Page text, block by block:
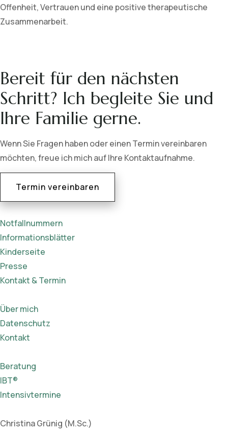
Offenheit, Vertrauen und eine positive therapeutische
Zusammenarbeit.
Bereit für den nächsten
Schritt? Ich begleite Sie und
Ihre Familie gerne.
Wenn Sie Fragen haben oder einen Termin vereinbaren
möchten, freue ich mich auf Ihre Kontaktaufnahme.
Termin vereinbaren
Notfallnummern
Informationsblätter
Kinderseite
Presse
Kontakt & Termin
Über mich
Datenschutz
Kontakt
Beratung
IBT®
Intensivtermine
Christina Grünig (M.Sc.)